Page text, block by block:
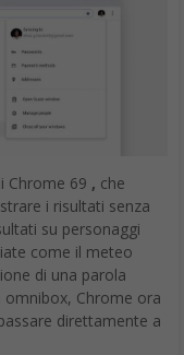
Chrome 69 , che
i risultati senza
su personaggi
come il meteo
di una parola
omnibox, Chrome ora
direttamente a